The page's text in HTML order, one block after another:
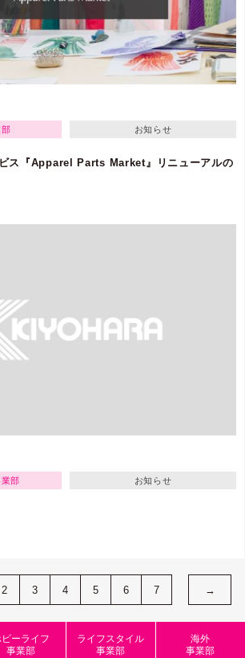
部 お知らせ
ス『Apparel Parts Market』リニューアルの
部 お知らせ
2 3 4 5 6 7 →
ビーライフ
事業部
ライフスタイル
事業部
海外
事業部